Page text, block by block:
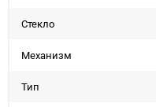
Стекло
Механизм
Тип